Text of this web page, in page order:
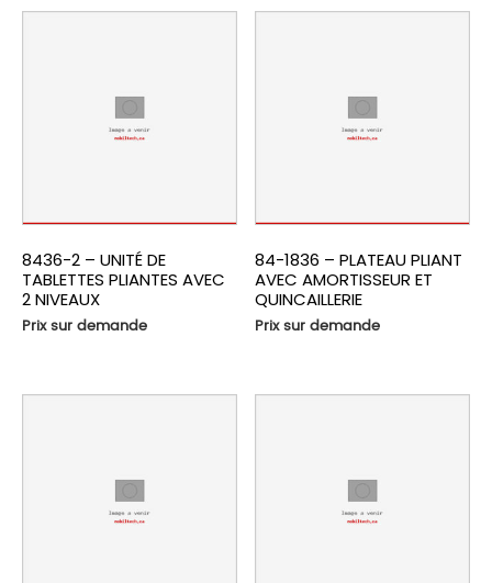
8436-2 – UNITÉ DE
TABLETTES PLIANTES AVEC
2 NIVEAUX
Prix sur demande
84-1836 – PLATEAU PLIANT
AVEC AMORTISSEUR ET
QUINCAILLERIE
Prix sur demande